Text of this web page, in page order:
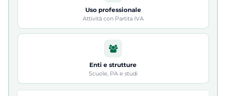
Uso professionale
Attività con Partita IVA
Enti e strutture
Scuole, PA e studi